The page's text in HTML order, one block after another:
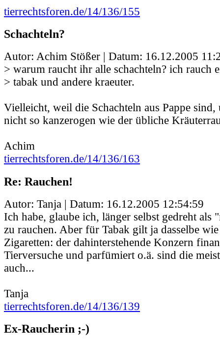
tierrechtsforen.de/14/136/155
Schachteln?
Autor: Achim Stößer | Datum: 16.12.2005
> warum raucht ihr alle schachteln? ich rauch
> tabak und andere kraeuter.
Vielleicht, weil die Schachteln aus Pappe sind,
nicht so kanzerogen wie der übliche
Achim
tierrechtsforen.de/14/136/163
Re: Rauchen!
Autor: Tanja | Datum: 16.12.2005 12:54:59
Ich habe, glaube ich, länger selbst gedreht als
zu rauchen. Aber für Tabak gilt ja dasselbe
Zigaretten: der dahinterstehende Konzern
Tierversuche und parfümiert o.ä. sind die
auch...
Tanja
tierrechtsforen.de/14/136/139
Ex-Raucherin ;-)